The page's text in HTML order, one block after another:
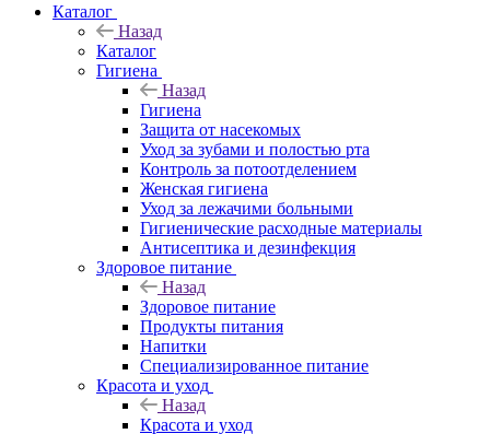
Каталог
Назад
Каталог
Гигиена
Назад
Гигиена
Защита от насекомых
Уход за зубами и полостью рта
Контроль за потоотделением
Женская гигиена
Уход за лежачими больными
Гигиенические расходные материалы
Антисептика и дезинфекция
Здоровое питание
Назад
Здоровое питание
Продукты питания
Напитки
Специализированное питание
Красота и уход
Назад
Красота и уход